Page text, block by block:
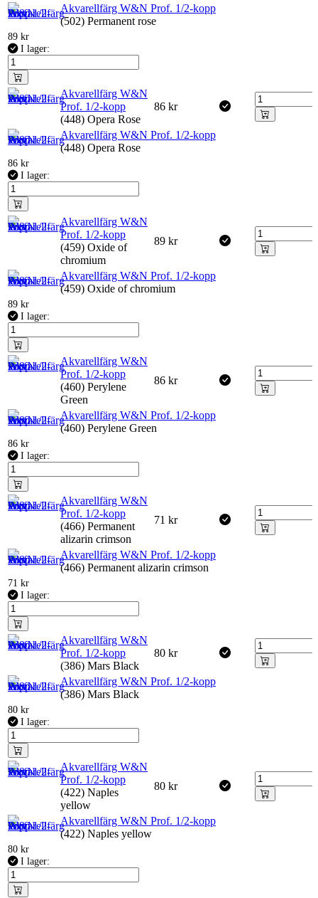
Akvarellfärg W&N Prof. 1/2-kopp
(502) Permanent rose
89 kr
I lager:
Akvarellfärg W&N
Prof. 1/2-kopp
(448) Opera Rose
86 kr
Akvarellfärg W&N Prof. 1/2-kopp
(448) Opera Rose
86 kr
I lager:
Akvarellfärg W&N
Prof. 1/2-kopp
(459) Oxide of
chromium
89 kr
Akvarellfärg W&N Prof. 1/2-kopp
(459) Oxide of chromium
89 kr
I lager:
Akvarellfärg W&N
Prof. 1/2-kopp
(460) Perylene
Green
86 kr
Akvarellfärg W&N Prof. 1/2-kopp
(460) Perylene Green
86 kr
I lager:
Akvarellfärg W&N
Prof. 1/2-kopp
(466) Permanent
alizarin crimson
71 kr
Akvarellfärg W&N Prof. 1/2-kopp
(466) Permanent alizarin crimson
71 kr
I lager:
Akvarellfärg W&N
Prof. 1/2-kopp
(386) Mars Black
80 kr
Akvarellfärg W&N Prof. 1/2-kopp
(386) Mars Black
80 kr
I lager:
Akvarellfärg W&N
Prof. 1/2-kopp
(422) Naples
yellow
80 kr
Akvarellfärg W&N Prof. 1/2-kopp
(422) Naples yellow
80 kr
I lager: